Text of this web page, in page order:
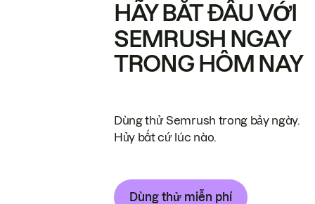
HÃY BẮT ĐẦU VỚI
SEMRUSH NGAY
TRONG HÔM NAY
Dùng thử Semrush trong bảy ngày.
Hủy bất cứ lúc nào.
Dùng thử miễn phí